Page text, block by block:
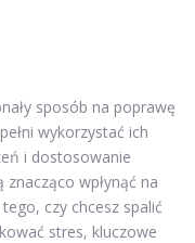
sposób na poprawę
wykorzystać ich
i dostosowanie
wpłynąć na
czy chcesz spalić
stres, kluczowe